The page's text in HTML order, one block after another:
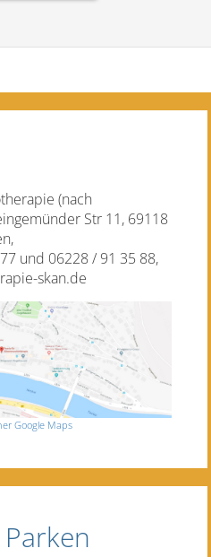
(nach
Str 11, 69118
und 06228 / 91 35 88,
skan.de
Google Maps